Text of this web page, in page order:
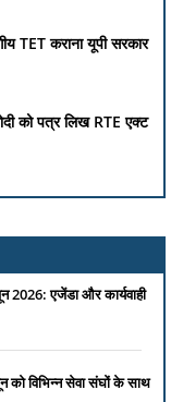
TET कराना यूपी सरकार
को पत्र लिख RTE एक्ट
2026: एजेंडा और कार्यवाही
विभिन्न सेवा संघों के साथ